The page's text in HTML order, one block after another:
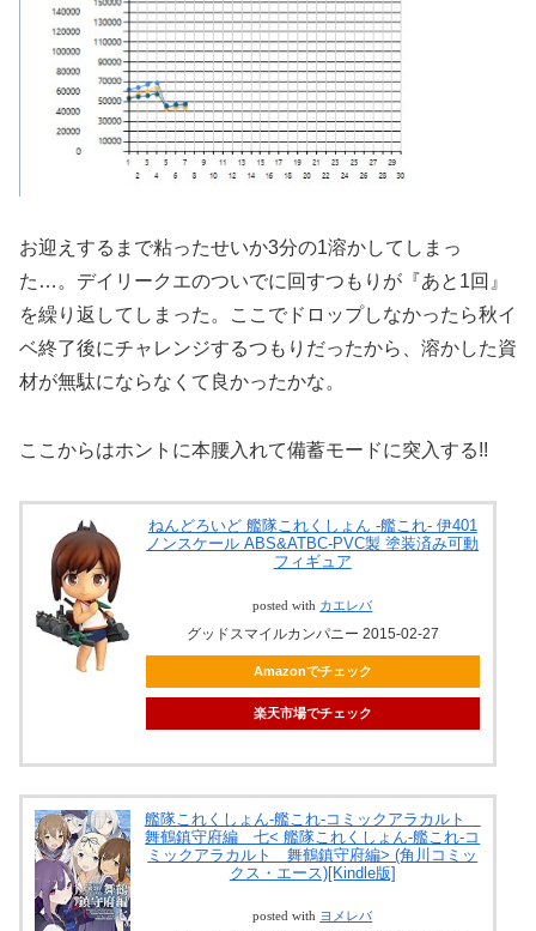
お迎えするまで粘ったせいか3分の1溶かしてしまっ
た…。デイリークエのついでに回すつもりが『あと1回』
を繰り返してしまった。ここでドロップしなかったら秋イ
ベ終了後にチャレンジするつもりだったから、溶かした資
材が無駄にならなくて良かったかな。
ここからはホントに本腰入れて備蓄モードに突入する!!
ねんどろいど 艦隊これくしょん -艦これ- 伊401
ノンスケール ABS&ATBC-PVC製 塗装済み可動
フィギュア
posted with カエレバ
グッドスマイルカンパニー 2015-02-27
Amazonでチェック
楽天市場でチェック
艦隊これくしょん‐艦これ‐コミックアラカルト
舞鶴鎮守府編 七< 艦隊これくしょん‐艦これ‐コ
ミックアラカルト 舞鶴鎮守府編> (角川コミッ
クス・エース)[Kindle版]
posted with ヨメレバ